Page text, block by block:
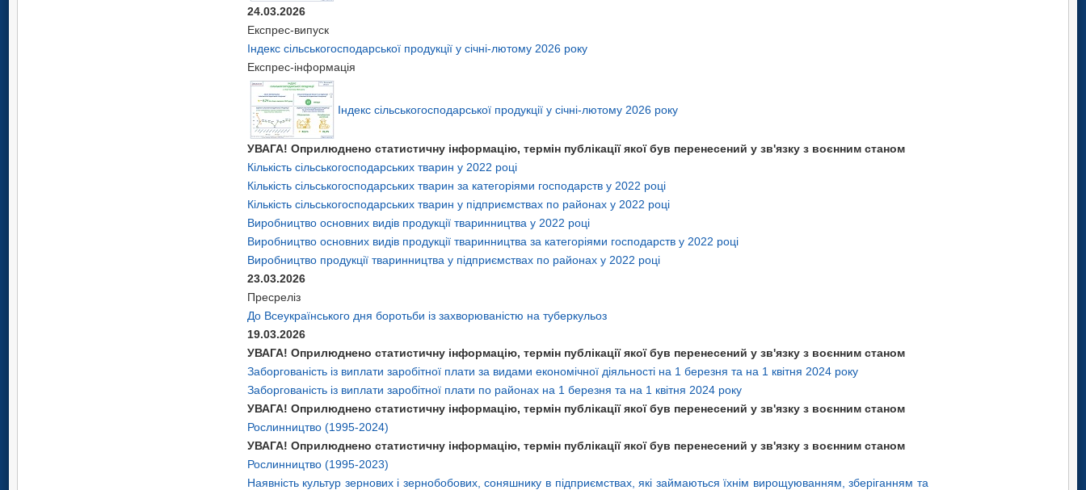
24.03.2026
Експрес-випуск
Індекс сільськогосподарської продукції у січні-лютому 2026 року
Експрес-інформація
Індекс сільськогосподарської продукції у січні-лютому 2026 року
УВАГА! Оприлюднено статистичну інформацію, термін публікації якої був перенесений у зв'язку з воєнним станом
Кількість сільськогосподарських тварин у 2022 році
Кількість сільськогосподарських тварин за категоріями господарств у 2022 році
Кількість сільськогосподарських тварин у підприємствах по районах у 2022 році
Виробництво основних видів продукції тваринництва у 2022 році
Виробництво основних видів продукції тваринництва за категоріями господарств у 2022 році
Виробництво продукції тваринництва у підприємствах по районах у 2022 році
23.03.2026
Пресреліз
До Всеукраїнського дня боротьби із захворюваністю на туберкульоз
19.03.2026
УВАГА! Оприлюднено статистичну інформацію, термін публікації якої був перенесений у зв'язку з воєнним станом
Заборгованість із виплати заробітної плати за видами економічної діяльності на 1 березня та на 1 квітня 2024 року
Заборгованість із виплати заробітної плати по районах на 1 березня та на 1 квітня 2024 року
УВАГА! Оприлюднено статистичну інформацію, термін публікації якої був перенесений у зв'язку з воєнним станом
Рослинництво (1995-2024)
УВАГА! Оприлюднено статистичну інформацію, термін публікації якої був перенесений у зв'язку з воєнним станом
Рослинництво (1995-2023)
Наявність культур зернових і зернобобових, соняшнику в підприємствах, які займаються їхнім вирощуюванням, зберіганням та